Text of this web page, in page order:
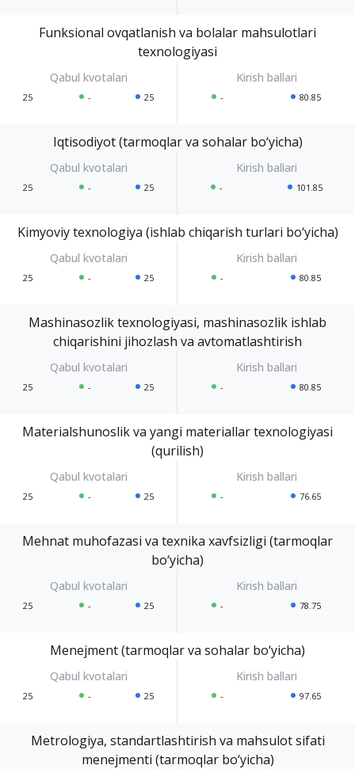
Funksional ovqatlanish va bolalar mahsulotlari
texnologiyasi
25 - 25 - 80.85
Iqtisodiyot (tarmoqlar va sohalar bo‘yicha)
25 - 25 - 101.85
Kimyoviy texnologiya (ishlab chiqarish turlari bo‘yicha)
25 - 25 - 80.85
Mashinasozlik texnologiyasi, mashinasozlik ishlab
chiqarishini jihozlash va avtomatlashtirish
25 - 25 - 80.85
Materialshunoslik va yangi materiallar texnologiyasi
(qurilish)
25 - 25 - 76.65
Mehnat muhofazasi va texnika xavfsizligi (tarmoqlar
bo‘yicha)
25 - 25 - 78.75
Menejment (tarmoqlar va sohalar bo‘yicha)
25 - 25 - 97.65
Metrologiya, standartlashtirish va mahsulot sifati
menejmenti (tarmoqlar bo‘yicha)